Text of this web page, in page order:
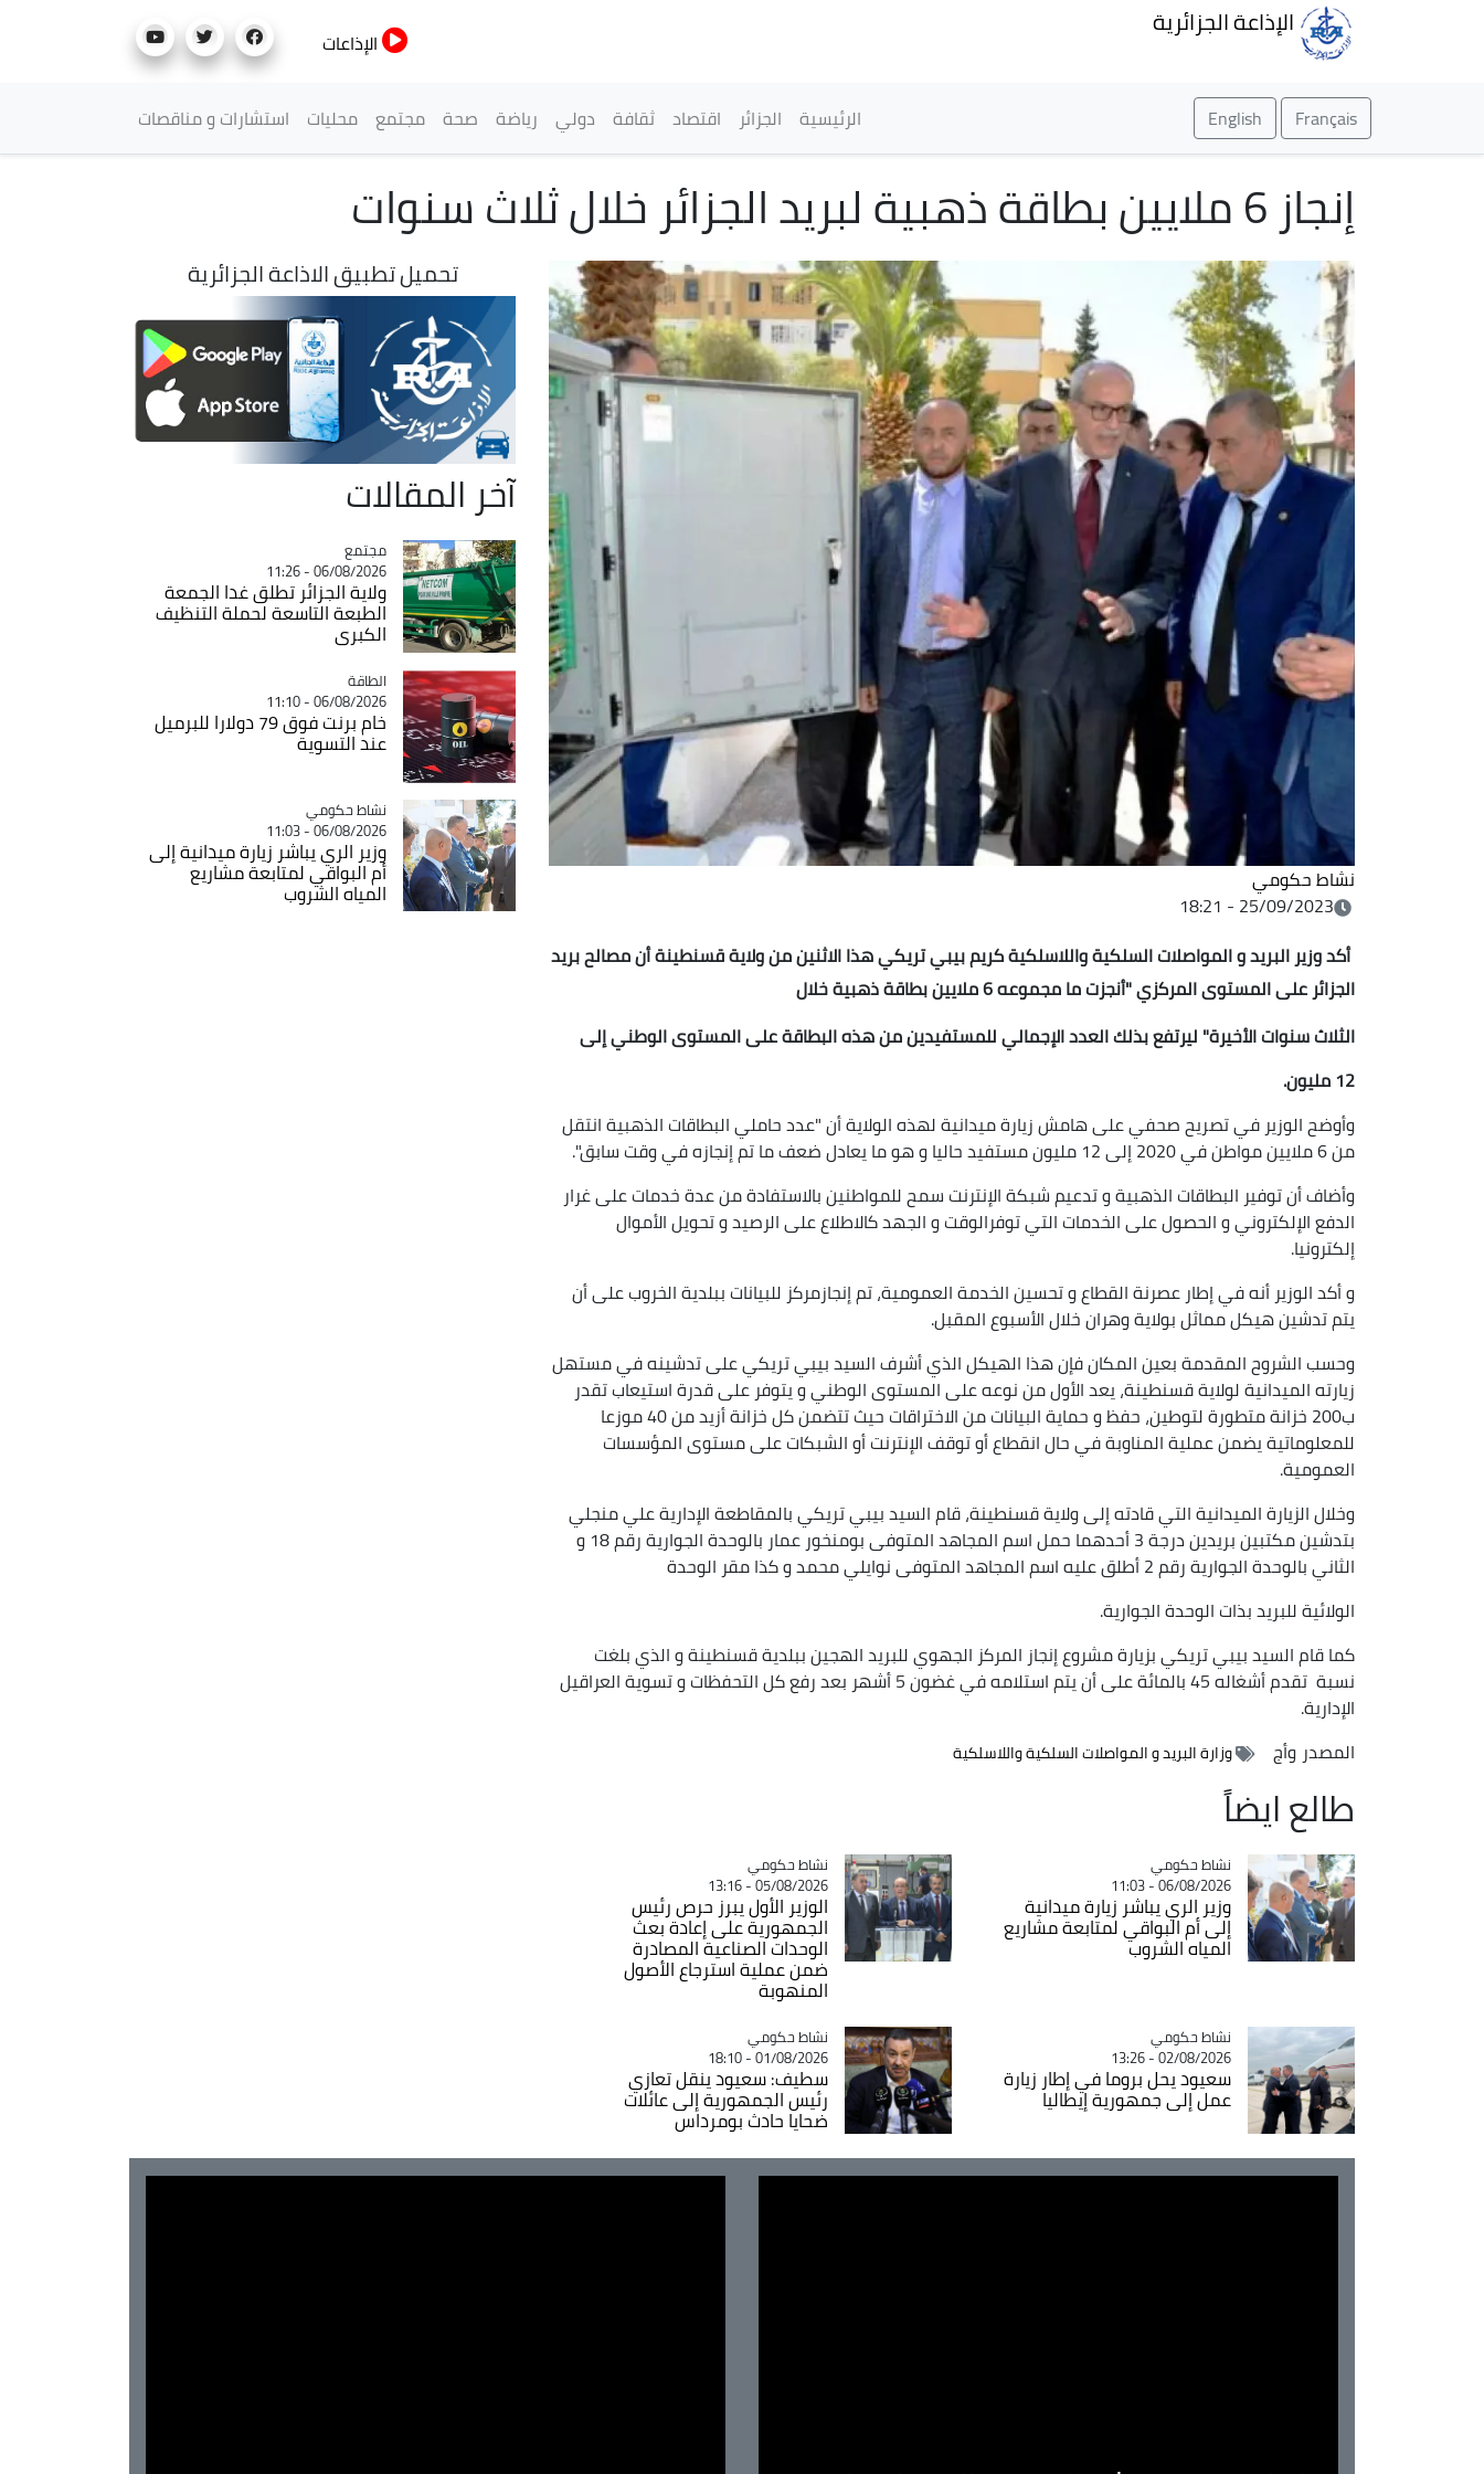
الإذاعة الجزائرية
الإذاعات
Français
English القائمة الرئيسية
الرئيسية الجزائر اقتصاد ثقافة دولي رياضة صحة مجتمع محليات استشارات و مناقصات
إنجاز 6 ملايين بطاقة ذهبية لبريد الجزائر خلال ثلاث سنوات
نشاط حكومي
25/09/2023 - 18:21
أكد وزير البريد و المواصلات السلكية واللاسلكية كريم بيبي تريكي هذا الاثنين من ولاية قسنطينة أن مصالح بريد
الجزائر على المستوى المركزي "أنجزت ما مجموعه 6 ملايين بطاقة ذهبية خلال
الثلاث سنوات الأخيرة" ليرتفع بذلك العدد الإجمالي للمستفيدين من هذه البطاقة على المستوى الوطني إلى
12 مليون.
وأوضح الوزير في تصريح صحفي على هامش زيارة ميدانية لهذه الولاية أن "عدد حاملي البطاقات الذهبية انتقل
من 6 ملايين مواطن في 2020 إلى 12 مليون مستفيد حاليا و هو ما يعادل ضعف ما تم إنجازه في وقت سابق".
وأضاف أن توفير البطاقات الذهبية و تدعيم شبكة الإنترنت سمح للمواطنين بالاستفادة من عدة خدمات على غرار
الدفع الإلكتروني و الحصول على الخدمات التي توفرالوقت و الجهد كالاطلاع على الرصيد و تحويل الأموال
إلكترونيا.
و أكد الوزير أنه في إطار عصرنة القطاع و تحسين الخدمة العمومية، تم إنجازمركز للبيانات ببلدية الخروب على أن
يتم تدشين هيكل مماثل بولاية وهران خلال الأسبوع المقبل.
وحسب الشروح المقدمة بعين المكان فإن هذا الهيكل الذي أشرف السيد بيبي تريكي على تدشينه في مستهل
زيارته الميدانية لولاية قسنطينة، يعد الأول من نوعه على المستوى الوطني و يتوفر على قدرة استيعاب تقدر
ب200 خزانة متطورة لتوطين، حفظ و حماية البيانات من الاختراقات حيث تتضمن كل خزانة أزيد من 40 موزعا
للمعلوماتية يضمن عملية المناوبة في حال انقطاع أو توقف الإنترنت أو الشبكات على مستوى المؤسسات
العمومية.
وخلال الزيارة الميدانية التي قادته إلى ولاية قسنطينة، قام السيد بيبي تريكي بالمقاطعة الإدارية علي منجلي
بتدشين مكتبين بريدين درجة 3 أحدهما حمل اسم المجاهد المتوفى بومنخور عمار بالوحدة الجوارية رقم 18 و
الثاني بالوحدة الجوارية رقم 2 أطلق عليه اسم المجاهد المتوفى نوايلي محمد و كذا مقر الوحدة
الولائية للبريد بذات الوحدة الجوارية.
كما قام السيد بيبي تريكي بزيارة مشروع إنجاز المركز الجهوي للبريد الهجين ببلدية قسنطينة و الذي بلغت
نسبة تقدم أشغاله 45 بالمائة على أن يتم استلامه في غضون 5 أشهر بعد رفع كل التحفظات و تسوية العراقيل
الإدارية.
المصدر وأج وزارة البريد و المواصلات السلكية واللاسلكية
طالع ايضاً
Catégorie
نشاط حكومي
06/08/2026 - 11:03
وزير الري يباشر زيارة ميدانية
إلى أم البواقي لمتابعة مشاريع
المياه الشروب
Catégorie
نشاط حكومي
05/08/2026 - 13:16
الوزير الأول يبرز حرص رئيس
الجمهورية على إعادة بعث
الوحدات الصناعية المصادرة
ضمن عملية استرجاع الأصول
المنهوبة
Catégorie
نشاط حكومي
02/08/2026 - 13:26
سعيود يحل بروما في إطار زيارة
عمل إلى جمهورية إيطاليا
Catégorie
نشاط حكومي
01/08/2026 - 18:10
سطيف: سعيود ينقل تعازي
رئيس الجمهورية إلى عائلات
ضحايا حادث بومرداس
تحميل تطبيق الاذاعة الجزائرية
آخر المقالات
Catégorie
مجتمع
06/08/2026 - 11:26
ولاية الجزائر تطلق غدا الجمعة
الطبعة التاسعة لحملة التنظيف
الكبرى
Catégorie
الطاقة
06/08/2026 - 11:10
خام برنت فوق 79 دولارا للبرميل
عند التسوية
Catégorie
نشاط حكومي
06/08/2026 - 11:03
وزير الري يباشر زيارة ميدانية إلى
أم البواقي لمتابعة مشاريع
المياه الشروب